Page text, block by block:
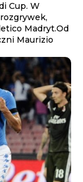
Cup. W
Madryt.Od
Maurizio